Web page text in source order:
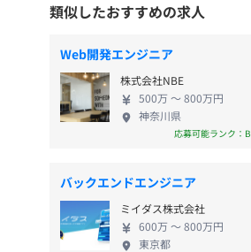
類似したおすすめの求人
Web開発エンジニア
株式会社NBE
500万 〜 800万円
神奈川県
応募可能ランク：B
バックエンドエンジニア
ミイダス株式会社
600万 〜 800万円
東京都